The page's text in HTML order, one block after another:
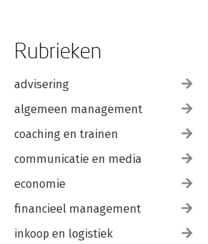
Rubrieken
advisering
algemeen management
coaching en trainen
communicatie en media
economie
financieel management
inkoop en logistiek